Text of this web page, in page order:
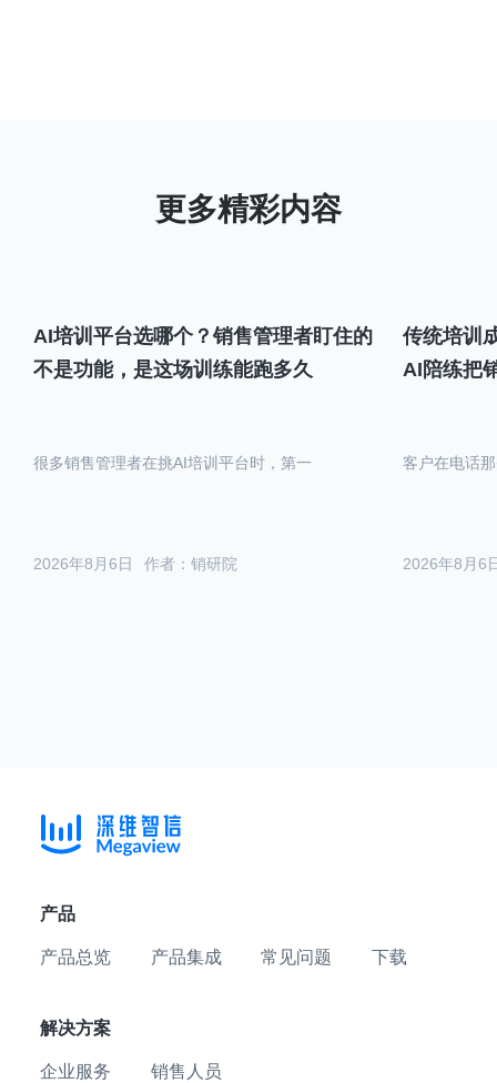
AI培训平台选哪个？销售管理者盯住的
不是功能，是这场训练能跑多久
作者：销研院
2026年8月6日
很多销售管理者在挑AI培训平台时，第一
传统培训
AI陪练把
2026年8月6
客户在电话
产品
产品总览 产品集成 常见问题 下载
解决方案
企业服务 销售人员